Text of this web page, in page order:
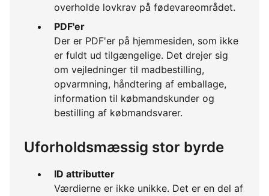
overholde lovkrav på fødevareområdet.
PDF'er
Der er PDF'er på hjemmesiden, som ikke
er fuldt ud tilgængelige. Det drejer sig
om vejledninger til madbestilling,
opvarmning, håndtering af emballage,
information til købmandskunder og
bestilling af købmandsvarer.
Uforholdsmæssig stor byrde
ID attributter
Værdierne er ikke unikke. Det er en del af